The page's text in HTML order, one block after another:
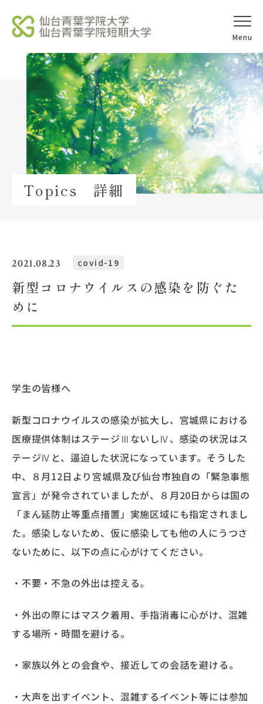
オープンキャ
ンパス
アクセス
学校法人北杜学園
Topics
イベント一覧
教職員募集
大学概要
Topics 詳細
2021.08.23 covid-19
新型コロナウイルスの感染を防ぐた
めに
学生の皆様へ
新型コロナウイルスの感染が拡大し、宮城県における
医療提供体制はステージⅢないしⅣ、感染の状況はス
テージⅣと、逼迫した状況になっています。そうした
中、８月12日より宮城県及び仙台市独自の「緊急事態
宣言」が発令されていましたが、８月20日からは国の
「まん延防止等重点措置」実施区域にも指定されまし
た。感染しないため、仮に感染しても他の人にうつさ
ないために、以下の点に心がけてください。
・不要・不急の外出は控える。
・外出の際にはマスク着用、手指消毒に心がけ、混雑
する場所・時間を避ける。
・家族以外との会食や、接近しての会話を避ける。
・大声を出すイベント、混雑するイベント等には参加